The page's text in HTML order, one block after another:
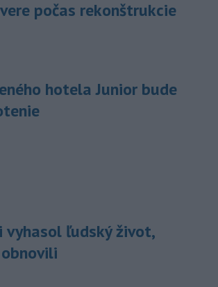
počas rekonštrukcie
hotela Junior bude
vyhasol ľudský život,